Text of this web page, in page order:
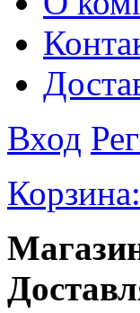
Вход
Корзина: